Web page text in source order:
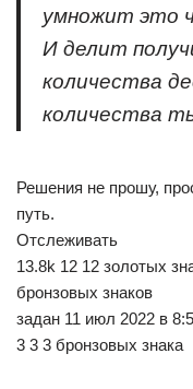
умножит это
И делит
количества
количества
Решения не прошу,
путь.
Отслеживать
13.8k 12 12 золотых
бронзовых знаков
задан 11 июл 2022 в
3 3 3 бронзовых знака